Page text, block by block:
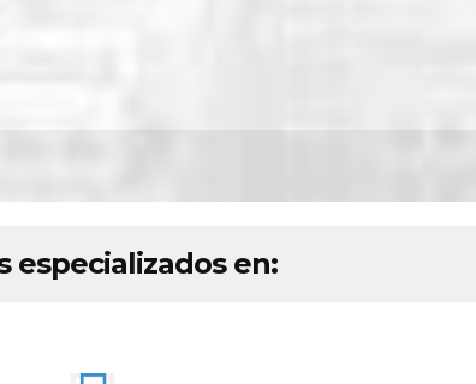
especializados en: